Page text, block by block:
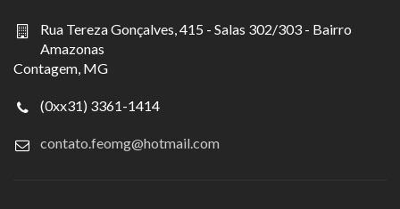
Rua Tereza Gonçalves, 415 - Salas 302/303 - Bairro
Amazonas
Contagem, MG
(0xx31) 3361-1414
contato.feomg@hotmail.com